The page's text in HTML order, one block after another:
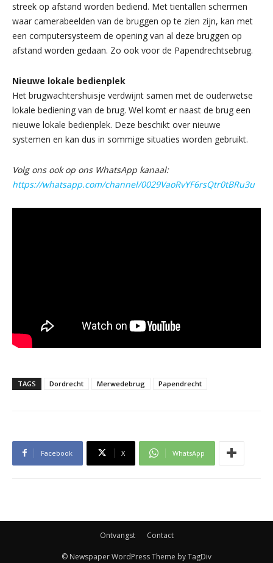
streek op afstand worden bediend. Met tientallen schermen
waar camerabeelden van de bruggen op te zien zijn, kan met
een computersysteem de opening van al deze bruggen op
afstand worden gedaan. Zo ook voor de Papendrechtsebrug.
Nieuwe lokale bedienplek
Het brugwachtershuisje verdwijnt samen met de ouderwetse
lokale bediening van de brug. Wel komt er naast de brug een
nieuwe lokale bedienplek. Deze beschikt over nieuwe
systemen en kan dus in sommige situaties worden gebruikt.
Volg ons ook op ons WhatsApp kanaal:
https://whatsapp.com/channel/0029VaoRvYF6rsQtr0tBRu3u
TAGS Dordrecht Merwedebrug Papendrecht
Facebook X WhatsApp
Ontvangst Contact
© Newspaper WordPress Theme by TagDiv